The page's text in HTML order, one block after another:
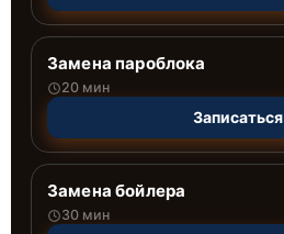
Замена пароблока
20 мин
Записаться
Замена бойлера
30 мин